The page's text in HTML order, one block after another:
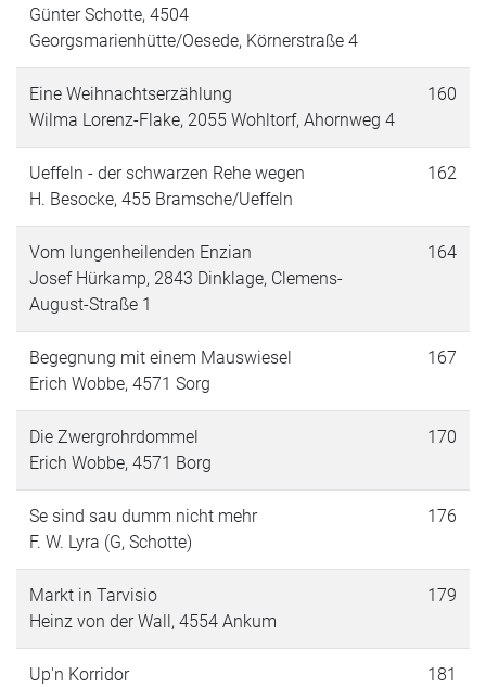
Günter Schotte, 4504
Georgsmarienhütte/Oesede, Körnerstraße 4
Eine Weihnachtserzählung
Wilma Lorenz-Flake, 2055 Wohltorf, Ahornweg 4
160
Ueffeln - der schwarzen Rehe wegen
H. Besocke, 455 Bramsche/Ueffeln
162
Vom lungenheilenden Enzian
Josef Hürkamp, 2843 Dinklage, Clemens-
August-Straße 1
164
Begegnung mit einem Mauswiesel
Erich Wobbe, 4571 Sorg
167
Die Zwergrohrdommel
Erich Wobbe, 4571 Borg
170
Se sind sau dumm nicht mehr
F. W. Lyra (G, Schotte)
176
Markt in Tarvisio
Heinz von der Wall, 4554 Ankum
179
Up'n Korridor 181